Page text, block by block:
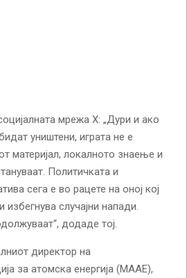
мрежа X: „Дури и ако
уништени, играта не е
материјал, локалното знаење и
Политичката и
сега е во рацете на оној кој
избегнува случајни напади.
додаде тој.
директор на
за атомска енергија (МААЕ),